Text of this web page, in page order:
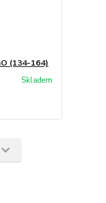
(134-164)
Skladem